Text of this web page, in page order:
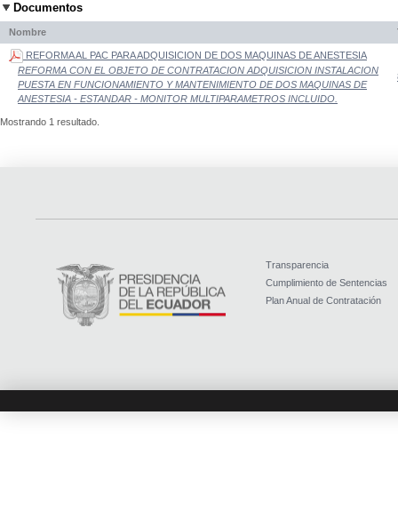
Documentos
Nombre
REFORMA AL PAC PARA ADQUISICION DE DOS MAQUINAS DE ANESTESIA
REFORMA CON EL OBJETO DE CONTRATACION ADQUISICION INSTALACION
PUESTA EN FUNCIONAMIENTO Y MANTENIMIENTO DE DOS MAQUINAS DE
ANESTESIA - ESTANDAR - MONITOR MULTIPARAMETROS INCLUIDO.
Mostrando 1 resultado.
Transparencia
Cumplimiento de Sentencias
Plan Anual de Contratación